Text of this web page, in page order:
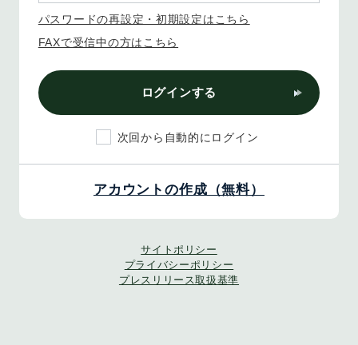
パスワードの再設定・初期設定はこちら
FAXで受信中の方はこちら
ログインする
次回から自動的にログイン
アカウントの作成（無料）
サイトポリシー
プライバシーポリシー
プレスリリース取扱基準